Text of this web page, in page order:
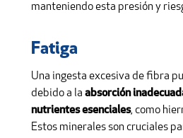
manteniendo esta presión y
Fatiga
Una ingesta excesiva de fibra
debido a la absorción
nutrientes esenciales, como
Estos minerales son cruciales